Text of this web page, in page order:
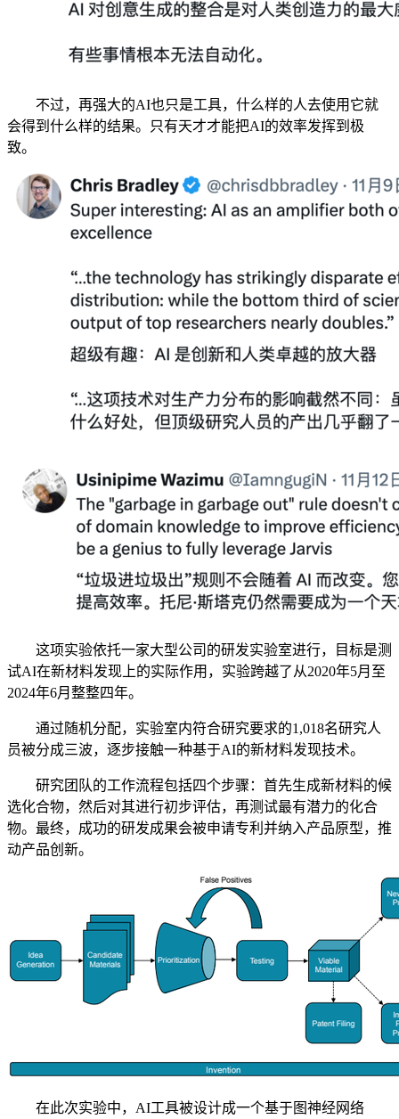
不过，再强大的AI也只是工具，什么样的人去使用它就
会得到什么样的结果。只有天才才能把AI的效率发挥到极
致。
这项实验依托一家大型公司的研发实验室进行，目标是测
试AI在新材料发现上的实际作用，实验跨越了从2020年5月至
2024年6月整整四年。
通过随机分配，实验室内符合研究要求的1,018名研究人
员被分成三波，逐步接触一种基于AI的新材料发现技术。
研究团队的工作流程包括四个步骤：首先生成新材料的候
选化合物，然后对其进行初步评估，再测试最有潜力的化合
物。最终，成功的研发成果会被申请专利并纳入产品原型，推
动产品创新。
在此次实验中，AI工具被设计成一个基于图神经网络